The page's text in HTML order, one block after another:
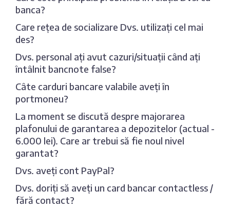
banca?
Care rețea de socializare Dvs. utilizați cel mai
des?
Dvs. personal ați avut cazuri/situații când ați
întâlnit bancnote false?
Câte carduri bancare valabile aveți în
portmoneu?
La moment se discută despre majorarea
plafonului de garantarea a depozitelor (actual -
6.000 lei). Care ar trebui să fie noul nivel
garantat?
Dvs. aveți cont PayPal?
Dvs. doriți să aveți un card bancar contactless /
fără contact?